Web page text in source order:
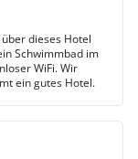
dieses Hotel
Schwimmbad im
WiFi. Wir
ein gutes Hotel.